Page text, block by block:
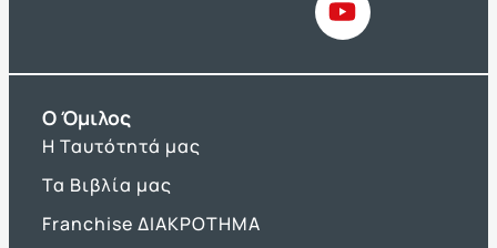
O Όμιλος
Η Ταυτότητά μας
Τα Βιβλία μας
Franchise ΔΙΑΚΡΟΤΗΜΑ